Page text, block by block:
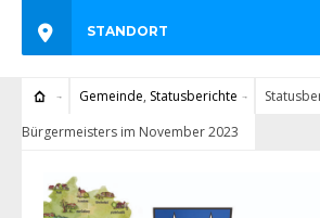
STANDORT
Gemeinde, Statusberichte
Bürgermeisters im November 2023